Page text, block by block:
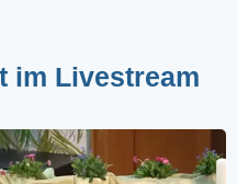
im Livestream